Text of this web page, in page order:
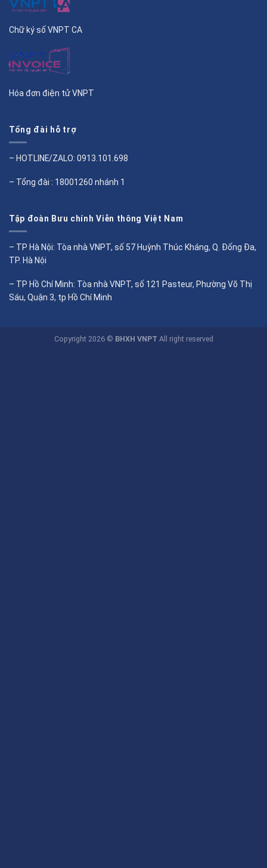
Chữ ký số VNPT CA
Hóa đơn điện tử VNPT
Tổng đài hỗ trợ
– HOTLINE/ZALO: 0913.101.698
– Tổng đài : 18001260 nhánh 1
Tập đoàn Bưu chính Viễn thông Việt Nam
– TP Hà Nội: Tòa nhà VNPT, số 57 Huỳnh Thúc Kháng, Q. Đống Đa,
TP. Hà Nội
– TP Hồ Chí Minh: Tòa nhà VNPT, số 121 Pasteur, Phường Võ Thị
Sáu, Quận 3, tp Hồ Chí Minh
Copyright 2026 © BHXH VNPT All right reserved